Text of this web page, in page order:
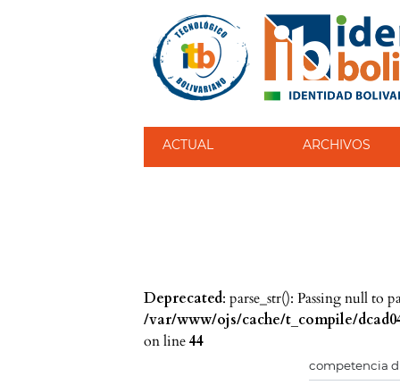
ACTUAL ARCHIVOS
Deprecated: parse_str(): Passing null to
/var/www/ojs/cache/t_compile/
on line44